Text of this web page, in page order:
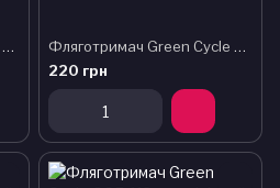
Тренувальні колеса Green Cycle GTW-080, фіксовані 20"
Фляготримач Green Cycle GGE-112 алюмінієвий 500-750ml червоний
220 грн